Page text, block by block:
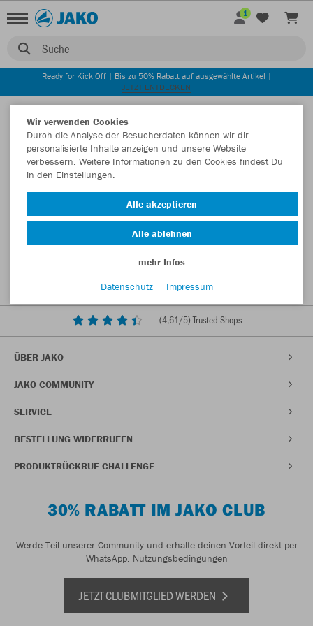
Suche
1
Ready for Kick Off | Bis zu 50% Rabatt auf ausgewählte Artikel |
JETZT ENTDECKEN
(4,61/5) Trusted Shops
ÜBER JAKO
JAKO COMMUNITY
SERVICE
BESTELLUNG WIDERRUFEN
PRODUKTRÜCKRUF CHALLENGE
30% RABATT IM JAKO CLUB
Werde Teil unserer Community und erhalte deinen Vorteil direkt per
WhatsApp. Nutzungsbedingungen
JETZT CLUBMITGLIED WERDEN
Wir verwenden Cookies
Durch die Analyse der Besucherdaten können wir dir
personalisierte Inhalte anzeigen und unsere Website
verbessern. Weitere Informationen zu den Cookies findest Du
in den Einstellungen.
Alle akzeptieren
Alle ablehnen
mehr Infos
Datenschutz
Impressum